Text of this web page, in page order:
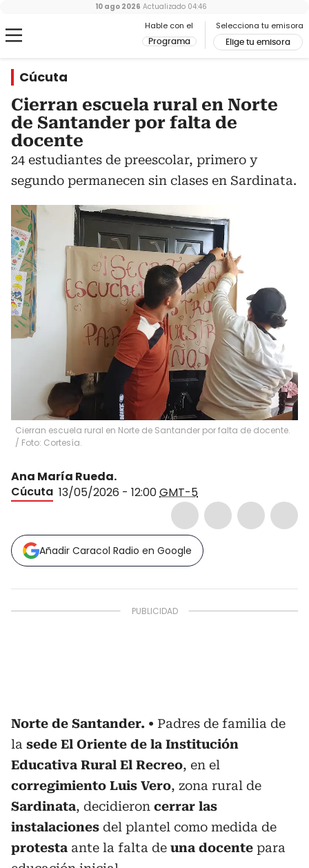
Hable con el
Programa
Selecciona tu emisora
Elige tu emisora
10 ago 2026 Actualizado 04:46
Cúcuta
Cierran escuela rural en Norte
de Santander por falta de
docente
24 estudiantes de preescolar, primero y
segundo permanecen sin clases en Sardinata.
Cierran escuela rural en Norte de Santander por falta de docente.
/ Foto: Cortesía.
Ana María Rueda.
Cúcuta 13/05/2026 - 12:00GMT-5
Añadir Caracol Radio en Google
Norte de Santander.
Padres de familia de
la sede El Oriente de la Institución
Educativa Rural El Recreo, en el
corregimiento Luis Vero, zona rural de
Sardinata, decidieron cerrar las
instalaciones del plantel como medida de
protesta ante la falta de una docente para